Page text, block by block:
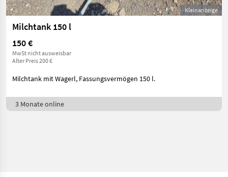
Kleinanzeige
Milchtank 150 l
150 €
MwSt nicht ausweisbar
Alter Preis 200 €
Milchtank mit Wagerl, Fassungsvermögen 150 l.
3 Monate online